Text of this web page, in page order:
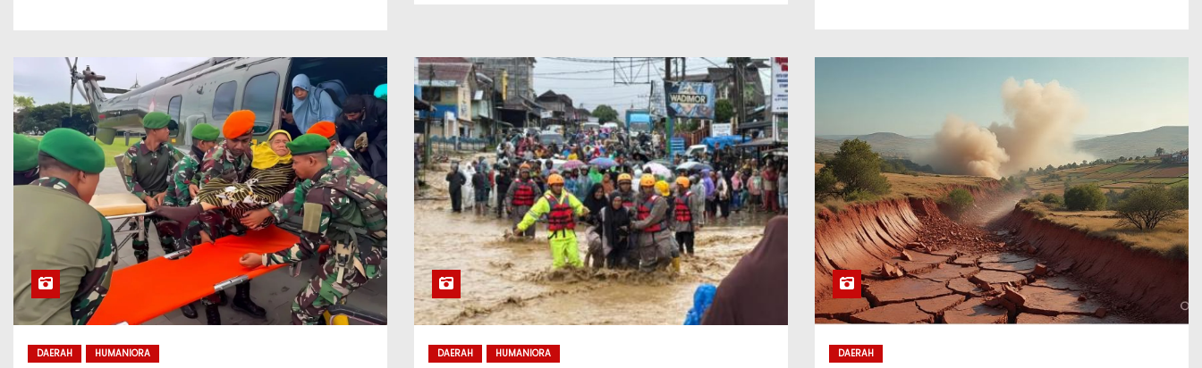
DAERAH HUMANIORA DAERAH HUMANIORA DAERAH